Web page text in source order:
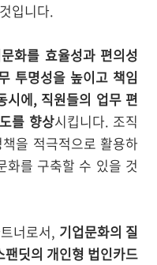
입니다.
화를 효율성과 편의성
투명성을 높이고 책임
시에, 직원들의 업무 편
를 향상시킵니다. 조직
을 적극적으로 활용하
화를 구축할 수 있을 것
너로서, 기업문화의 질
딧의 개인형 법인카드